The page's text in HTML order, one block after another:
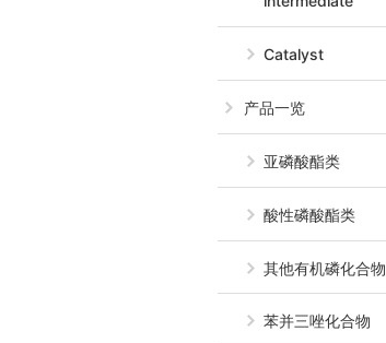
Catalyst
产品一览
亚磷酸酯类
酸性磷酸酯类
其他有机磷化合物
苯并三唑化合物